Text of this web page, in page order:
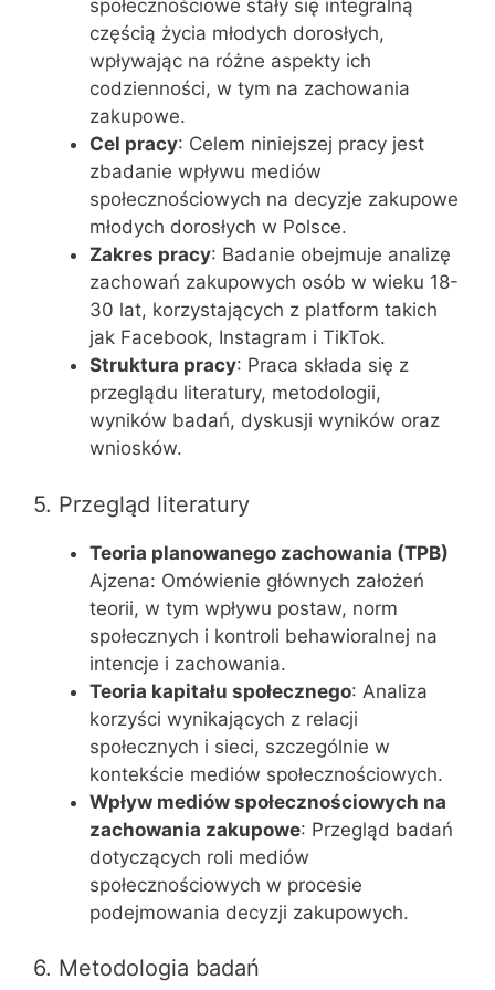
społecznościowe stały się integralną
częścią życia młodych dorosłych,
wpływając na różne aspekty ich
codzienności, w tym na zachowania
zakupowe.
Cel pracy: Celem niniejszej pracy jest
zbadanie wpływu mediów
społecznościowych na decyzje zakupowe
młodych dorosłych w Polsce.
Zakres pracy: Badanie obejmuje analizę
zachowań zakupowych osób w wieku 18-
30 lat, korzystających z platform takich
jak Facebook, Instagram i TikTok.
Struktura pracy: Praca składa się z
przeglądu literatury, metodologii,
wyników badań, dyskusji wyników oraz
wniosków.
5. Przegląd literatury
Teoria planowanego zachowania (TPB)
Ajzena: Omówienie głównych założeń
teorii, w tym wpływu postaw, norm
społecznych i kontroli behawioralnej na
intencje i zachowania.
Teoria kapitału społecznego: Analiza
korzyści wynikających z relacji
społecznych i sieci, szczególnie w
kontekście mediów społecznościowych.
Wpływ mediów społecznościowych na
zachowania zakupowe: Przegląd badań
dotyczących roli mediów
społecznościowych w procesie
podejmowania decyzji zakupowych.
6. Metodologia badań